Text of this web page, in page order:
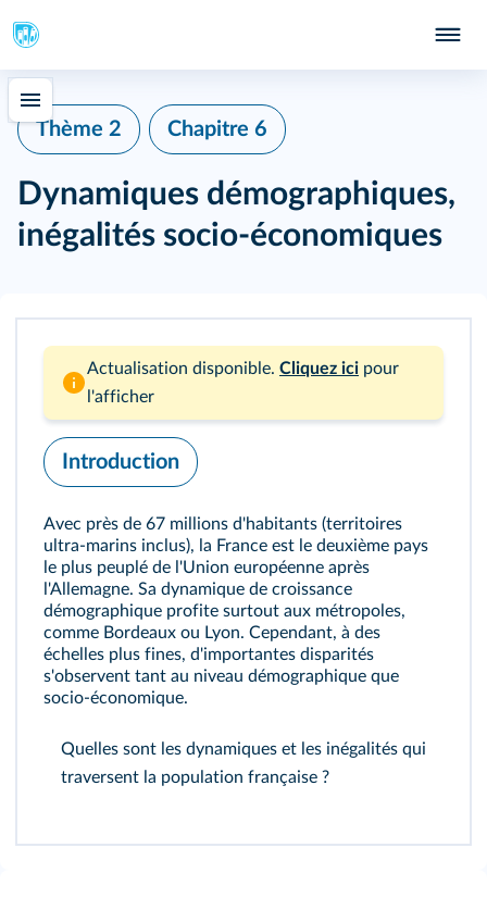
Thème 2 Chapitre 6
Dynamiques démographiques,
inégalités socio-économiques
Actualisation disponible. Cliquez ici pour
l'afficher
Introduction
Avec près de 67 millions d'habitants (territoires
ultra-marins inclus), la France est le deuxième pays
le plus peuplé de l'Union européenne après
l'Allemagne. Sa dynamique de croissance
démographique profite surtout aux métropoles,
comme Bordeaux ou Lyon. Cependant, à des
échelles plus fines, d'importantes disparités
s'observent tant au niveau démographique que
socio-économique.
Quelles sont les dynamiques et les inégalités qui
traversent la population française ?